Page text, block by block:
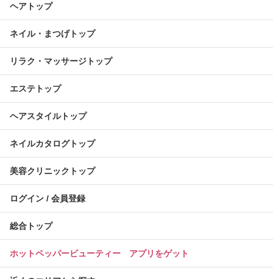
ヘアトップ
ネイル・まつげトップ
リラク・マッサージトップ
エステトップ
ヘアスタイルトップ
ネイルカタログトップ
美容クリニックトップ
ログイン / 会員登録
総合トップ
ホットペッパービューティー アプリをゲット